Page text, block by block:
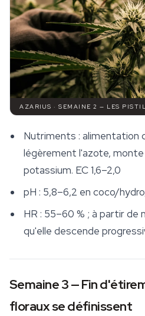
AZARIUS · SEMAINE 2 — LES
Nutriments : alimentation
légèrement l'azote,
potassium. EC 1,6–2,0
pH : 5,8–6,2 en coco/
HR : 55–60 % ; à partir
qu'elle descende
Semaine 3 — Fin
floraux se définissent